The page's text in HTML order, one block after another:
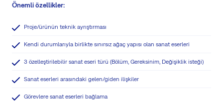
Önemli özellikler:
Proje/ürünün teknik ayrıştırması
Kendi durumlarıyla birlikte sınırsız ağaç yapısı olan sanat eserleri
3 özelleştirilebilir sanat eseri türü (Bölüm, Gereksinim, Değişiklik isteği)
Sanat eserleri arasındaki gelen/giden ilişkiler
Görevlere sanat eserleri bağlama